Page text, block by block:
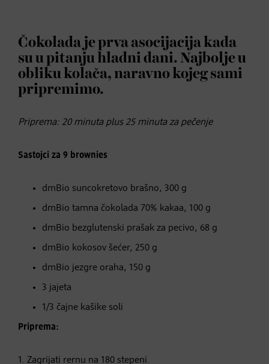
Čokolada je prva asocijacija kada
su u pitanju hladni dani. Najbolje u
obliku kolača, naravno kojeg sami
pripremimo.
Priprema: 20 minuta plus 25 minuta za pečenje
Sastojci za 9 brownies
dmBio suncokretovo brašno, 300 g
dmBio tamna čokolada 70% kakaa, 100 g
dmBio bezglutenski prašak za pecivo, 68 g
dmBio kokosov šećer, 250 g
dmBio jezgre oraha, 150 g
3 jajeta
1/3 čajne kašike soli
Priprema:
1. Zagrijati rernu na 180 stepeni.